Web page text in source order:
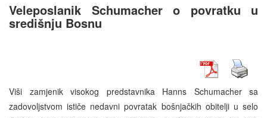
Veleposlanik Schumacher o povratku u
središnju Bosnu
Viši zamjenik visokog predstavnika Hanns Schumacher sa
zadovoljstvom ističe nedavni povratak bošnjačkih obitelji u selo